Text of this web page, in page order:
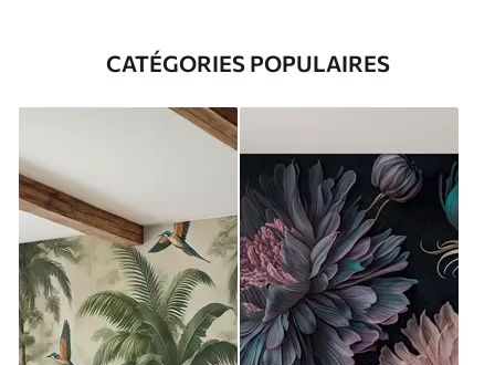
CATÉGORIES POPULAIRES